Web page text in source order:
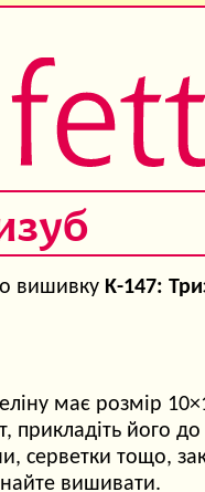
вишивку K-147:
має розмір
прикладіть його до
серветки тощо,
вишивати.